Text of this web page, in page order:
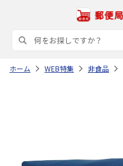
ホーム WEB特集 非食品